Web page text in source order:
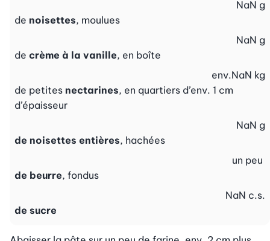
de noisettes, moulues
NaN g
de crème à la vanille, en boîte
NaN g
de petites nectarines, en quartiers d’env. 1 cm
d’épaisseur
env.NaN kg
de noisettes entières, hachées
NaN g
de beurre, fondus
un peu
de sucre
NaN c.s.